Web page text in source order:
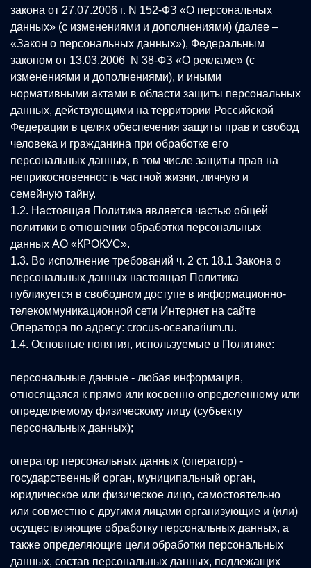
закона от 27.07.2006 г. N 152-ФЗ «О персональных
данных» (с изменениями и дополнениями) (далее –
«Закон о персональных данных»), Федеральным
законом от 13.03.2006 N 38-ФЗ «О рекламе» (с
изменениями и дополнениями), и иными
нормативными актами в области защиты персональных
данных, действующими на территории Российской
Федерации в целях обеспечения защиты прав и свобод
человека и гражданина при обработке его
персональных данных, в том числе защиты прав на
неприкосновенность частной жизни, личную и
семейную тайну.
1.2. Настоящая Политика является частью общей
политики в отношении обработки персональных
данных АО «КРОКУС».
1.3. Во исполнение требований ч. 2 ст. 18.1 Закона о
персональных данных настоящая Политика
публикуется в свободном доступе в информационно-
телекоммуникационной сети Интернет на сайте
Оператора по адресу: crocus-oceanarium.ru.
1.4. Основные понятия, используемые в Политике:
персональные данные - любая информация,
относящаяся к прямо или косвенно определенному или
определяемому физическому лицу (субъекту
персональных данных);
оператор персональных данных (оператор) -
государственный орган, муниципальный орган,
юридическое или физическое лицо, самостоятельно
или совместно с другими лицами организующие и (или)
осуществляющие обработку персональных данных, а
также определяющие цели обработки персональных
данных, состав персональных данных, подлежащих